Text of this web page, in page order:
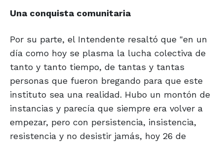
Una conquista comunitaria
Por su parte, el Intendente resaltó que "en un
día como hoy se plasma la lucha colectiva de
tanto y tanto tiempo, de tantas y tantas
personas que fueron bregando para que este
instituto sea una realidad. Hubo un montón de
instancias y parecía que siempre era volver a
empezar, pero con persistencia, insistencia,
resistencia y no desistir jamás, hoy 26 de